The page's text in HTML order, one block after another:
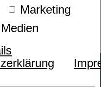
Marketing